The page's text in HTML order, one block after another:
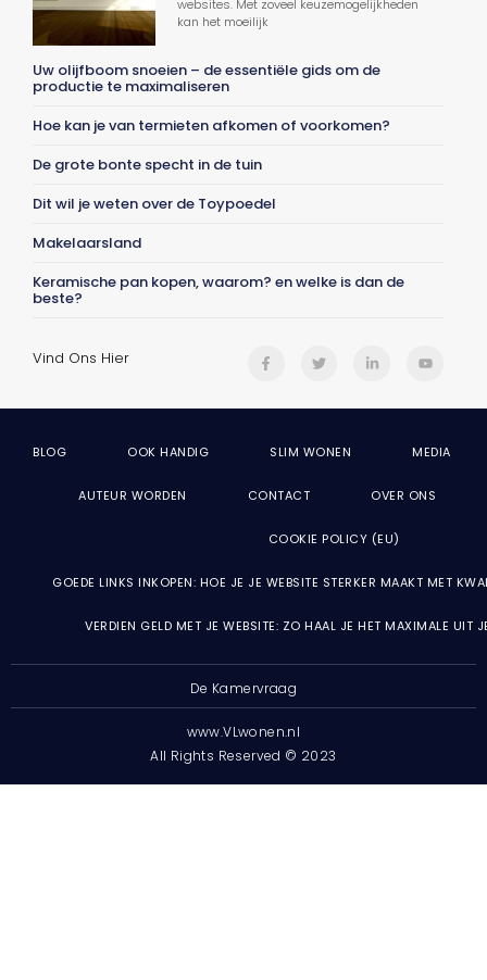
websites. Met zoveel keuzemogelijkheden
kan het moeilijk
Uw olijfboom snoeien – de essentiële gids om de
productie te maximaliseren
Hoe kan je van termieten afkomen of voorkomen?
De grote bonte specht in de tuin
Dit wil je weten over de Toypoedel
Makelaarsland
Keramische pan kopen, waarom? en welke is dan de
beste?
Vind Ons Hier
BLOG OOK HANDIG SLIM WONEN MEDIA
AUTEUR WORDEN CONTACT OVER ONS
COOKIE POLICY (EU)
GOEDE LINKS INKOPEN: HOE JE JE WEBSITE STERKER MAAKT MET
VERDIEN GELD MET JE WEBSITE: ZO HAAL JE HET MAXIMALE UIT
De Kamervraag
www.VLwonen.nl
All Rights Reserved © 2023